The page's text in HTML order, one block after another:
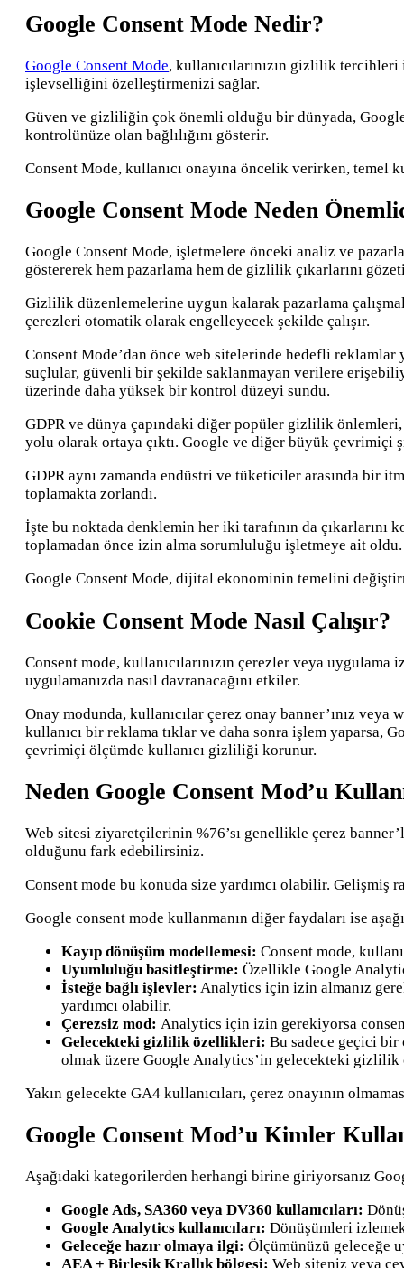
Google Consent Mode Nedir?
Google Consent Mode, kullanıcılarınızın gizlilik
işlevselliğini özelleştirmenizi sağlar.
Güven ve gizliliğin çok önemli olduğu bir dünyada,
kontrolünüze olan bağlılığını gösterir.
Consent Mode, kullanıcı onayına öncelik verirken, temel
Google Consent Mode Neden
Google Consent Mode, işletmelere önceki analiz ve
göstererek hem pazarlama hem de gizlilik çıkarlarını
Gizlilik düzenlemelerine uygun kalarak pazarlama
çerezleri otomatik olarak engelleyecek şekilde çalışır.
Consent Mode’dan önce web sitelerinde hedefli
suçlular, güvenli bir şekilde saklanmayan verilere
üzerinde daha yüksek bir kontrol düzeyi sundu.
GDPR ve dünya çapındaki diğer popüler gizlilik
yolu olarak ortaya çıktı. Google ve diğer büyük çevrimiçi
GDPR aynı zamanda endüstri ve tüketiciler arasında
toplamakta zorlandı.
İşte bu noktada denklemin her iki tarafının da
toplamadan önce izin alma sorumluluğu işletmeye ait oldu.
Google Consent Mode, dijital ekonominin temelini
Cookie Consent Mode Nasıl Çalışır?
Consent mode, kullanıcılarınızın çerezler veya
uygulamanızda nasıl davranacağını etkiler.
Onay modunda, kullanıcılar çerez onay banner’ınız
kullanıcı bir reklama tıklar ve daha sonra işlem yaparsa,
çevrimiçi ölçümde kullanıcı gizliliği korunur.
Neden Google Consent Mod’u
Web sitesi ziyaretçilerinin %76’sı genellikle çerez
olduğunu fark edebilirsiniz.
Consent mode bu konuda size yardımcı olabilir.
Google consent mode kullanmanın diğer faydaları ise
Kayıp dönüşüm modellemesi: Consent mode,
Uyumluluğu basitleştirme: Özellikle Google
İsteğe bağlı işlevler: Analytics için izin almanız
yardımcı olabilir.
Çerezsiz mod: Analytics için izin gerekiyorsa
Gelecekteki gizlilik özellikleri: Bu sadece geçici bir
olmak üzere Google Analytics’in gelecekteki gizlilik
Yakın gelecekte GA4 kullanıcıları, çerez onayının
Google Consent Mod’u Kimler
Aşağıdaki kategorilerden herhangi birine giriyorsanız
Google Ads, SA360 veya DV360 kullanıcıları:
Google Analytics kullanıcıları: Dönüşümleri
Geleceğe hazır olmaya ilgi: Ölçümünüzü geleceğe
AEA + Birleşik Krallık bölgesi: Web siteniz veya